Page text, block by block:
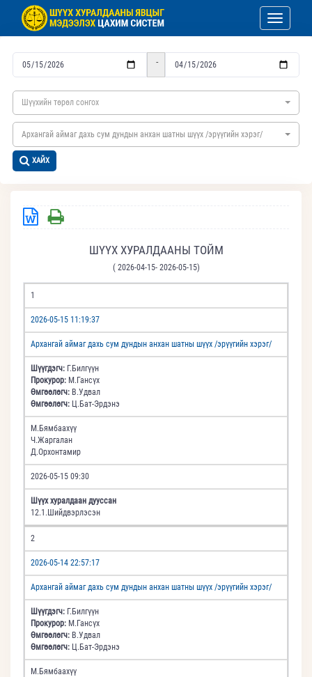
Toggle
-
Шүүхийн төрөл сонгох
Архангай аймаг дахь сум дундын анхан шатны шүүх /эрүүгийн хэрэг/
ХАЙХ
ШҮҮХ ХУРАЛДААНЫ ТОЙМ
( 2026-04-15- 2026-05-15)
1
2026-05-15 11:19:37
Архангай аймаг дахь сум дундын анхан шатны шүүх /эрүүгийн хэрэг/
Шүүгдэгч: Г.Билгүүн
Прокурор: М.Гансүх
Өмгөөлөгч: В.Удвал
Өмгөөлөгч: Ц.Бат-Эрдэнэ
М.Бямбаахүү
Ч.Жаргалан
Д.Орхонтамир
2026-05-15 09:30
Шүүх хуралдаан дууссан
12.1.Шийдвэрлэсэн
2
2026-05-14 22:57:17
Архангай аймаг дахь сум дундын анхан шатны шүүх /эрүүгийн хэрэг/
Шүүгдэгч: Г.Билгүүн
Прокурор: М.Гансүх
Өмгөөлөгч: В.Удвал
Өмгөөлөгч: Ц.Бат-Эрдэнэ
М.Бямбаахүү